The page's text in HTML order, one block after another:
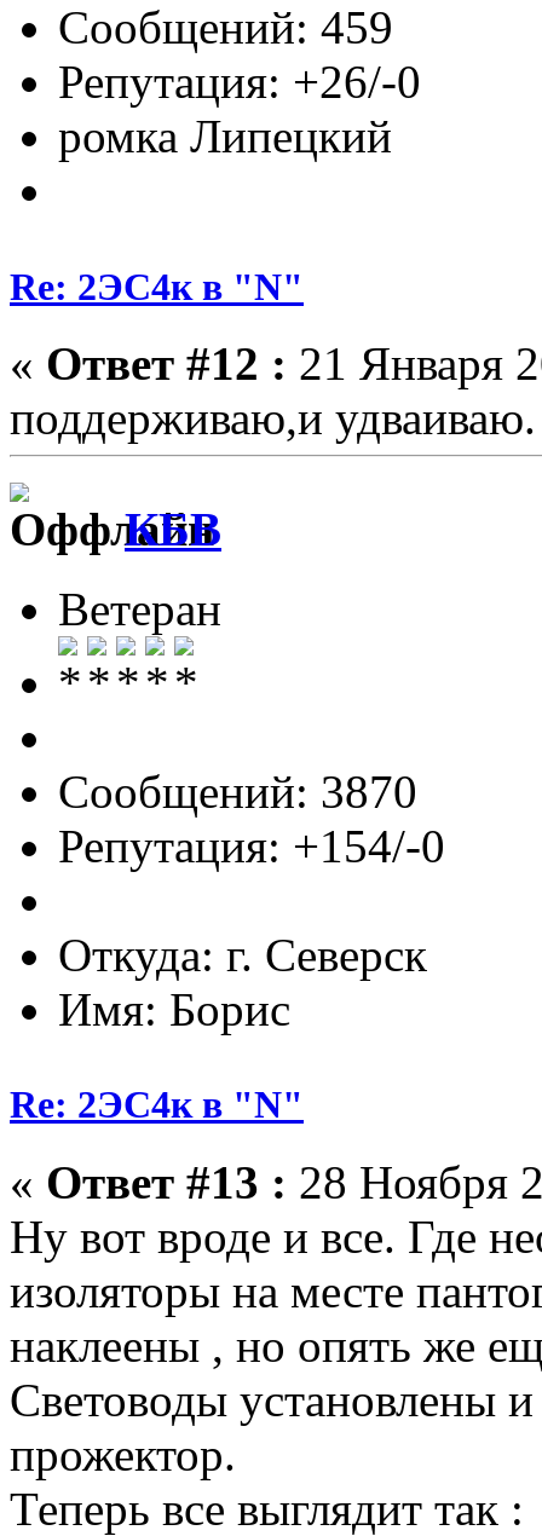
Сообщений: 459
Репутация: +26/-0
ромка Липецкий
Re: 2ЭС4к в "N"
« Ответ #12 : 21 Января
поддерживаю,и удваиваю.
КБВ
Ветеран
Сообщений: 3870
Репутация: +154/-0
Откуда: г. Северск
Имя: Борис
Re: 2ЭС4к в "N"
« Ответ #13 : 28 Ноября
Ну вот вроде и все. Где
изоляторы на месте
наклеены , но опять же
Световоды установлены
прожектор.
Теперь все выглядит так :